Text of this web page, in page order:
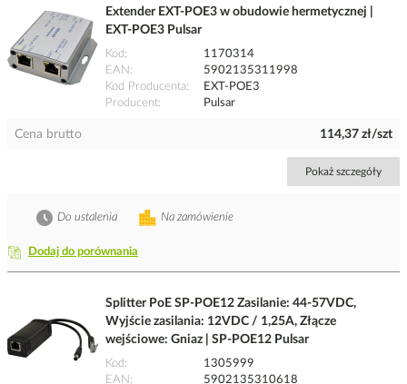
Extender EXT-POE3 w obudowie hermetycznej |
EXT-POE3 Pulsar
Kod
1170314
EAN
5902135311998
Kod Producenta
EXT-POE3
Producent
Pulsar
Cena brutto 114,37 zł/szt
Pokaż szczegóły
Dodaj do porównania
Na zamówienie
Do ustalenia
Splitter PoE SP-POE12 Zasilanie: 44-57VDC,
Wyjście zasilania: 12VDC / 1,25A, Złącze
wejściowe: Gniaz | SP-POE12 Pulsar
Kod
1305999
EAN
5902135310618